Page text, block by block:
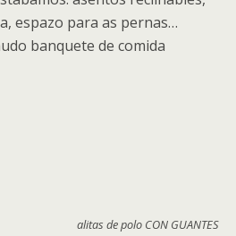
espazo para as pernas…
banquete de comida
alitas de polo CON GUANTES